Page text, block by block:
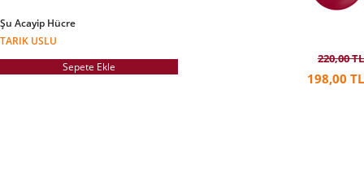
Şu Acayip Hücre
TARIK USLU
Sepete Ekle
220,00 TL
198,00 TL